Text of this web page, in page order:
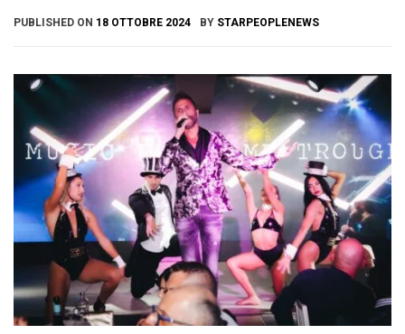
PUBLISHED ON 18 OTTOBRE 2024 BY STARPEOPLENEWS